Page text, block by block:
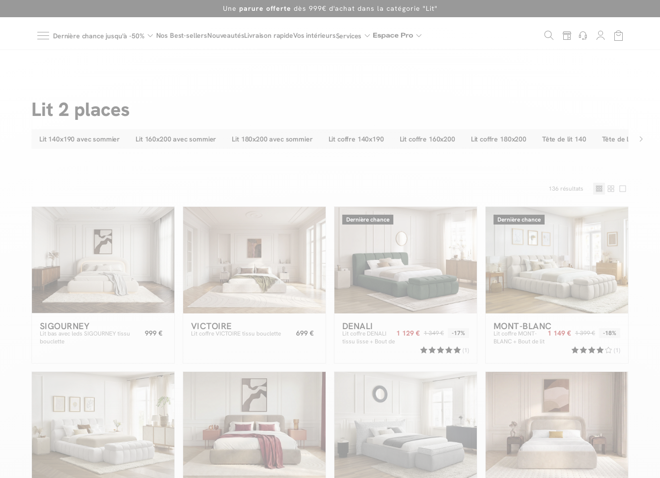
En ce moment, profitez d'untapis offert dès 1299€ de canapé
Dernière chance jusqu'à -50% Nos Best-sellersNouveautésLivraison rapideVos intérieursServices
Lit 2 places
Lit 140x190 avec sommier Lit 160x200 avec sommier Lit 180x200 avec sommier Lit coffre 140x190 Lit coffre 160x200 Lit coffre 180x200 Tête de lit 140 Tête de lit 160
136 résultats
SIGOURNEY
Lit bas avec leds SIGOURNEY tissu
bouclette
999 €
VICTOIRE
Lit coffre VICTOIRE tissu bouclette 699 €
Dernière chance
DENALI
Lit coffre DENALI
tissu lisse + Bout de
1 129 € 1 349 € -17%
(1)
Dernière chance
MONT-BLANC
Lit coffre MONT-
BLANC + Bout de lit
1 149 € 1 399 € -18%
(1)